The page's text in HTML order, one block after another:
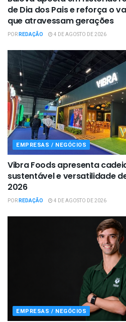
de Dia dos Pais e reforça o
que atravessam gerações
PORREDAÇÃO 4 DE AGOSTO DE 2026
EMPRESAS / NEGÓCIOS
Vibra Foods apresenta
sustentável e versatilidade
2026
PORREDAÇÃO 4 DE AGOSTO DE 2026
EMPRESAS / NEGÓCIOS